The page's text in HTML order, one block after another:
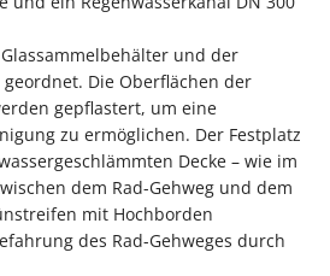
und der
Die Oberflächen der
gepflastert, um eine
zu ermöglichen. Der Festplatz
Decke – wie im
dem Rad-Gehweg und dem
mit Hochborden
des Rad-Gehweges durch